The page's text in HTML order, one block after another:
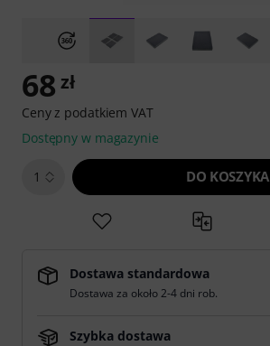
68 zł
Ceny z podatkiem VAT
Dostępny w magazynie
1 DO KOSZYKA
Dostawa standardowa
Dostawa za około 2-4 dni rob.
Szybka dostawa